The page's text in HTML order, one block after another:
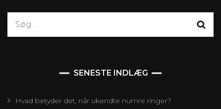
Søg
efter:
SENESTE INDLÆG
Hvad betyder det, når ukendte numre ringer?